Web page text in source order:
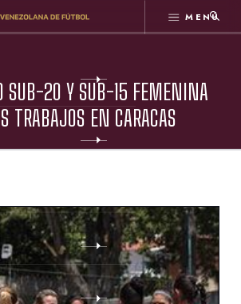
MENÚ
SUB-20 Y SUB-15 FEMENINA
TRABAJOS EN CARACAS